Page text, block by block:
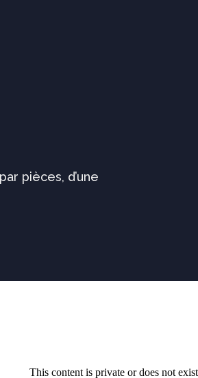
pièces, d’une